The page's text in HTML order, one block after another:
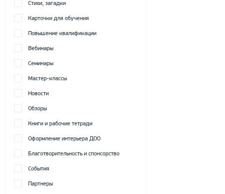
Стихи, загадки
Карточки для обучения
Повышение квалификации
Вебинары
Семинары
Мастер-классы
Новости
Обзоры
Книги и рабочие тетради
Оформление интерьера ДОО
Благотворительность и спонсорство
События
Партнеры